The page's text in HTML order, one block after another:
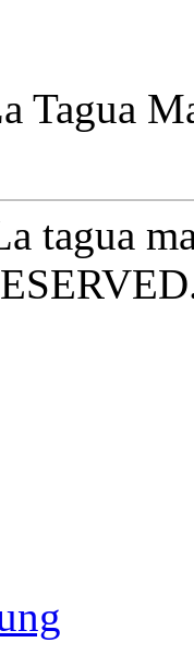
Tagua
tagua